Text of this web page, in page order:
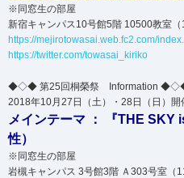
※同窓生の部屋
新宿キャンパス10号館5階 10500教室（
https://mejirotowasai.web.fc2.com/
https://twitter.com/towasai_kiriko
◆◇◆ 第25回桐榮祭 Information
2018年10月27日（土）・28日（日）開
メインテーマ ： 『THE SKY
性）
※同窓生の部屋
岩槻キャンパス 3号館3階 Ａ303号室（